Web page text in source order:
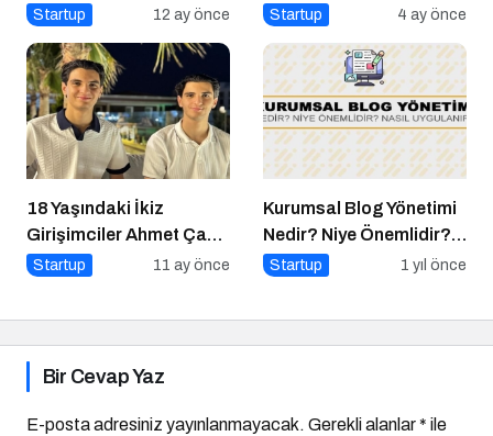
Startup 12 ay önce Startup 4 ay önce
18 Yaşındaki İkiz
Girişimciler Ahmet Çağrı
Koçak ve Yusuf Özkan
Startup 11 ay önce
Kurumsal Blog Yönetimi
Nedir? Niye Önemlidir?
Kurumsal Blog Yönetimi
Startup 1 yıl önce
Bir Cevap Yaz
E-posta adresiniz yayınlanmayacak. Gerekli alanlar* ile